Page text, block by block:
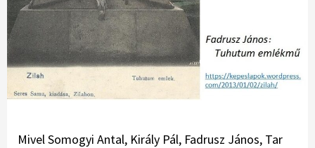
Mivel Somogyi Antal, Király Pál, Fadrusz János, Tar